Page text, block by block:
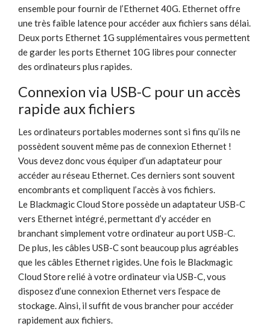
ensemble pour fournir de l’Ethernet 40G. Ethernet offre
une très faible latence pour accéder aux fichiers sans délai.
Deux ports Ethernet 1G supplémentaires vous permettent
de garder les ports Ethernet 10G libres pour connecter
des ordinateurs plus rapides.
Connexion via USB-C pour un accès
rapide aux fichiers
Les ordinateurs portables modernes sont si fins qu’ils ne
possèdent souvent même pas de connexion Ethernet !
Vous devez donc vous équiper d’un adaptateur pour
accéder au réseau Ethernet. Ces derniers sont souvent
encombrants et compliquent l’accès à vos fichiers.
Le Blackmagic Cloud Store possède un adaptateur USB-C
vers Ethernet intégré, permettant d’y accéder en
branchant simplement votre ordinateur au port USB-C.
De plus, les câbles USB-C sont beaucoup plus agréables
que les câbles Ethernet rigides. Une fois le Blackmagic
Cloud Store relié à votre ordinateur via USB-C, vous
disposez d’une connexion Ethernet vers l’espace de
stockage. Ainsi, il suffit de vous brancher pour accéder
rapidement aux fichiers.